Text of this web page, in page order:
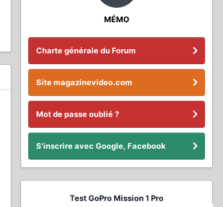
MÉMO
Charte générale du Forum
Site magazinevideo.com
Mot de passe oublié ?
S'inscrire avec Google, Facebook
Test GoPro Mission 1 Pro